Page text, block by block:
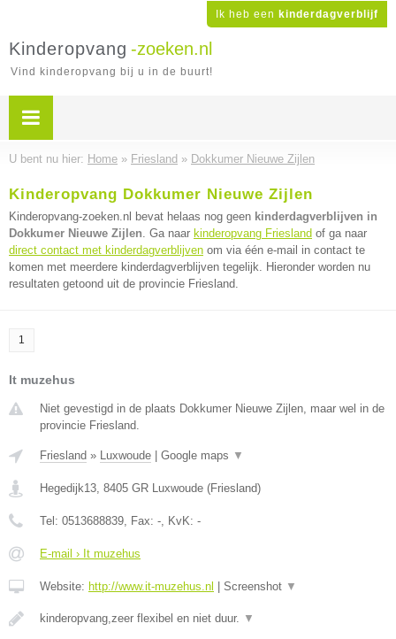
Ik heb een kinderdagverblijf
Kinderopvang -zoeken.nl
Vind kinderopvang bij u in de buurt!
U bent nu hier: Home » Friesland » Dokkumer Nieuwe Zijlen
Kinderopvang Dokkumer Nieuwe Zijlen
Kinderopvang-zoeken.nl bevat helaas nog geen kinderdagverblijven in
Dokkumer Nieuwe Zijlen. Ga naar kinderopvang Friesland of ga naar
direct contact met kinderdagverblijven om via één e-mail in contact te
komen met meerdere kinderdagverblijven tegelijk. Hieronder worden nu
resultaten getoond uit de provincie Friesland.
1
It muzehus
Niet gevestigd in de plaats Dokkumer Nieuwe Zijlen, maar wel in de
provincie Friesland.
Friesland » Luxwoude Google maps ▼
Hegedijk13, 8405 GR Luxwoude (Friesland)
Tel: 0513688839, Fax: -, KvK: -
E-mail › It muzehus
Website: http://www.it-muzehus.nl Screenshot ▼
kinderopvang,zeer flexibel en niet duur. ▼